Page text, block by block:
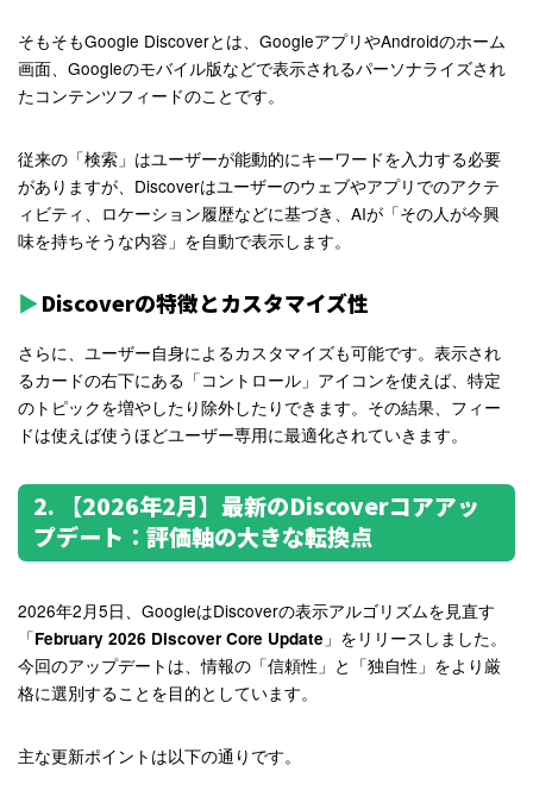
そもそもGoogle Discoverとは、GoogleアプリやAndroidのホーム
画面、Googleのモバイル版などで表示されるパーソナライズされ
たコンテンツフィードのことです。
従来の「検索」はユーザーが能動的にキーワードを入力する必要
がありますが、Discoverはユーザーのウェブやアプリでのアクテ
ィビティ、ロケーション履歴などに基づき、AIが「その人が今興
味を持ちそうな内容」を自動で表示します。
Discoverの特徴とカスタマイズ性
さらに、ユーザー自身によるカスタマイズも可能です。表示され
るカードの右下にある「コントロール」アイコンを使えば、特定
のトピックを増やしたり除外したりできます。その結果、フィー
ドは使えば使うほどユーザー専用に最適化されていきます。
2. 【2026年2月】最新のDiscoverコアアッ
プデート：評価軸の大きな転換点
2026年2月5日、GoogleはDiscoverの表示アルゴリズムを見直す
「February 2026 Discover Core Update 」をリリースしました。
今回のアップデートは、情報の「信頼性」と「独自性」をより厳
格に選別することを目的としています。
主な更新ポイントは以下の通りです。